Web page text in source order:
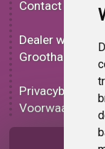
Contact
Dealer worden
Groothandel
Privacybeleid
Voorwaarden